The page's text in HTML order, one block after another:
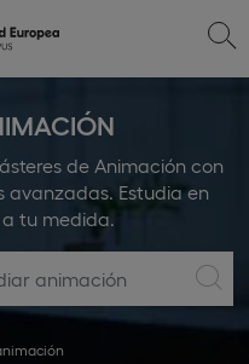
de Animación con
avanzadas. Estudia en
tu medida.